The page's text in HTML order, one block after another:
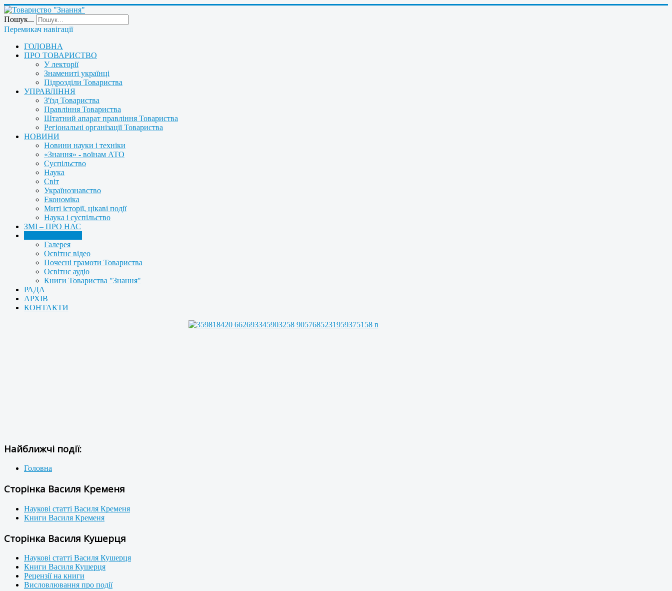
Пошук...
Перемикач навігації
ГОЛОВНА
ПРО ТОВАРИСТВО
У лекторії
Знамениті українці
Підрозділи Товариства
УПРАВЛІННЯ
З'їзд Товариства
Правління Товариства
Штатний апарат правління Товариства
Регіональні організації Товариства
НОВИНИ
Новини науки і техніки
«Знання» - воїнам АТО
Суспільство
Наука
Світ
Українознавство
Економіка
Миті історії, цікаві події
Наука і суспільство
ЗМІ – ПРО НАС
Галерея
Освітнє відео
Почесні грамоти Товариства
Освітнє аудіо
Книги Товариства "Знання"
РАДА
АРХІВ
КОНТАКТИ
Найближчі події:
Головна
Сторінка Василя Кременя
Наукові статті Василя Кременя
Книги Василя Кременя
Сторінка Василя Кушерця
Наукові статті Василя Кушерця
Книги Василя Кушерця
Рецензії на книги
Висловлювання про події